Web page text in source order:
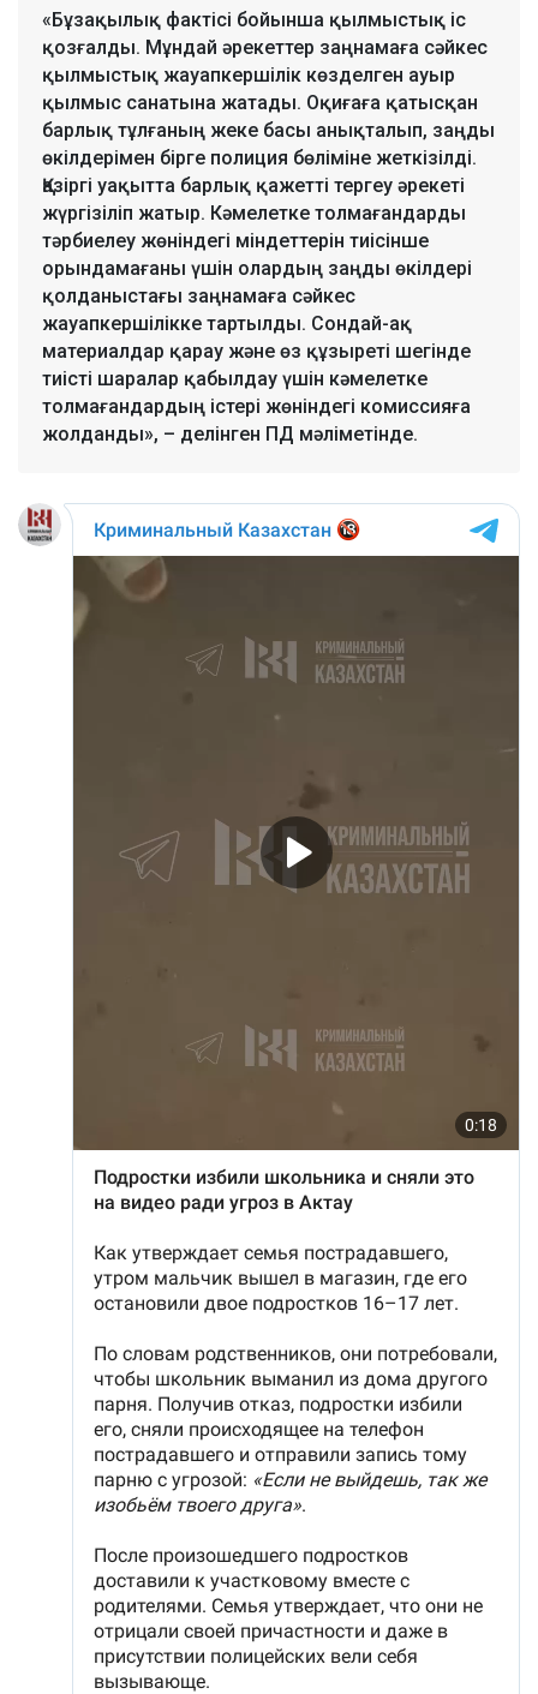
«Бұзақылық фактісі бойынша қылмыстық іс
қозғалды. Мұндай әрекеттер заңнамаға сәйкес
қылмыстық жауапкершілік көзделген ауыр
қылмыс санатына жатады. Оқиғаға қатысқан
барлық тұлғаның жеке басы анықталып, заңды
өкілдерімен бірге полиция бөліміне жеткізілді.
Қазіргі уақытта барлық қажетті тергеу әрекеті
жүргізіліп жатыр. Кәмелетке толмағандарды
тәрбиелеу жөніндегі міндеттерін тиісінше
орындамағаны үшін олардың заңды өкілдері
қолданыстағы заңнамаға сәйкес
жауапкершілікке тартылды. Сондай-ақ
материалдар қарау және өз құзыреті шегінде
тиісті шаралар қабылдау үшін кәмелетке
толмағандардың істері жөніндегі комиссияға
жолданды», – делінген ПД мәліметінде.